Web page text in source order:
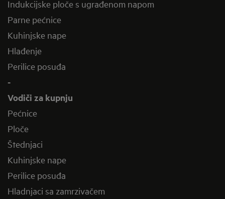
Indukcijske ploče s ugrađenom napom
Parne pećnice
Kuhinjske nape
Hlađenje
Perilice posuđa
-
Vodiči za kupnju
Pećnice
Ploče
Štednjaci
Kuhinjske nape
Perilice posuđa
Hladnjaci sa zamrzivačem